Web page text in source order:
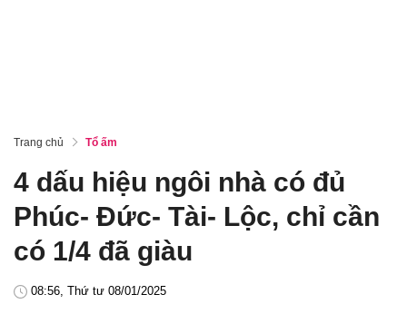
Trang chủ Tổ ấm
4 dấu hiệu ngôi nhà có đủ
Phúc- Đức- Tài- Lộc, chỉ cần
có 1/4 đã giàu
08:56, Thứ tư 08/01/2025